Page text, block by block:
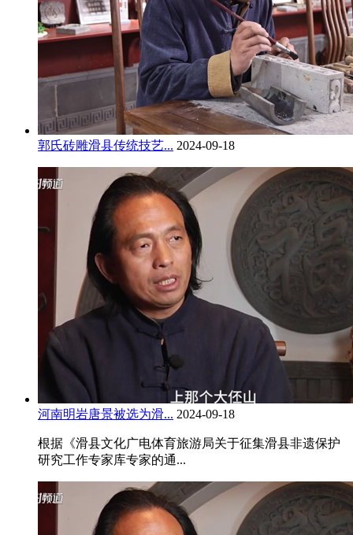
郭氏砖雕滑县传统技艺... 2024-09-18
河南明岩唐景被选为滑... 2024-09-18
根据《滑县文化广电体育旅游局关于征集滑县非遗保护
研究工作专家库专家的通...